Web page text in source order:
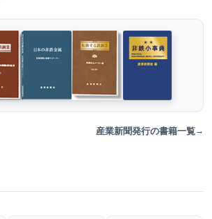
産業新聞発行の書籍一覧